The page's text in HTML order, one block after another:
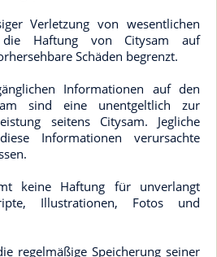
Verletzung von wesentlichen
die Haftung von Citysam auf
Schäden begrenzt.
Informationen auf den
sind eine unentgeltlich zur
seitens Citysam. Jegliche
Informationen verursachte
keine Haftung für unverlangt
Illustrationen, Fotos und
regelmäßige Speicherung seiner